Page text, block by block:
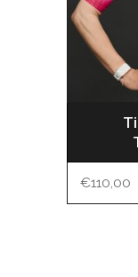
€110,00